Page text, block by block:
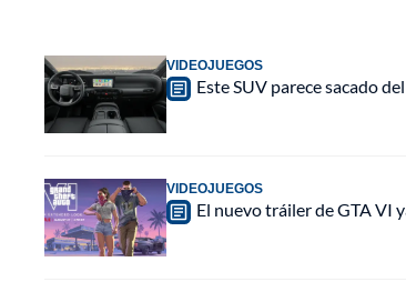
VIDEOJUEGOS
Este SUV parece sacado
VIDEOJUEGOS
El nuevo tráiler de GTA VI